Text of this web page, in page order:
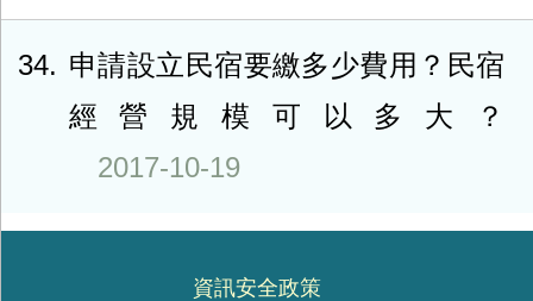
34
申請設立民宿要繳多少費用？民宿
經營規模可以多大？
2017-10-19
資訊安全政策